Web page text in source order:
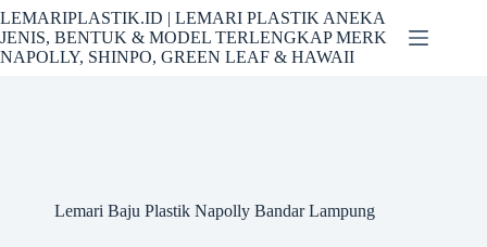
Skip
to
content
LEMARIPLASTIK.ID | LEMARI PLASTIK ANEKA
JENIS, BENTUK & MODEL TERLENGKAP MERK
NAPOLLY, SHINPO, GREEN LEAF & HAWAII
Lemari Baju Plastik Napolly Bandar Lampung